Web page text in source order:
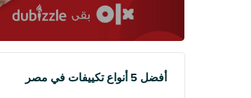
أفضل 5 أنواع تكييفات في مصر